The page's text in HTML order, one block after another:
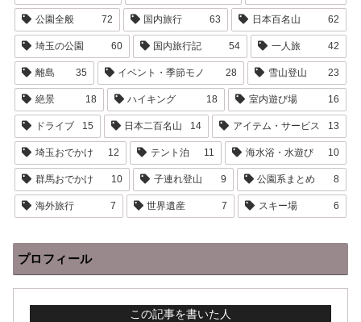
公園全般 72 国内旅行 63 日本百名山 62
埼玉の公園 60 国内旅行記 54 一人旅 42
離島 35 イベント・季節モノ 28 雪山登山 23
絶景 18 ハイキング 18 室内遊び場 16
ドライブ 15 日本二百名山 14 アイテム・サービス 13
埼玉おでかけ 12 テント泊 11 海水浴・水遊び 10
群馬おでかけ 10 子連れ登山 9 公園系まとめ 8
海外旅行 7 世界遺産 7 スキー場 6
プロフィール
この記事を書いた人